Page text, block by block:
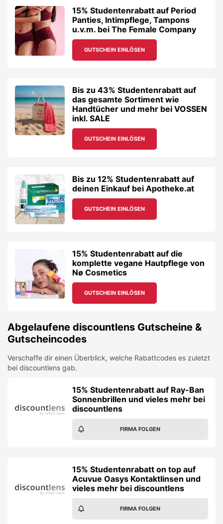
15% Studentenrabatt auf Period
Panties, Intimpflege, Tampons
u.v.m. bei The Female Company
GUTSCHEIN EINLÖSEN
Bis zu 43% Studentenrabatt auf
das gesamte Sortiment wie
Handtücher und mehr bei VOSSEN
inkl. SALE
GUTSCHEIN EINLÖSEN
Bis zu 12% Studentenrabatt auf
deinen Einkauf bei Apotheke.at
GUTSCHEIN EINLÖSEN
15% Studentenrabatt auf die
komplette vegane Hautpflege von
Nø Cosmetics
GUTSCHEIN EINLÖSEN
Abgelaufene discountlens Gutscheine &
Gutscheincodes
Verschaffe dir einen Überblick, welche Rabattcodes es zuletzt
bei discountlens gab.
15% Studentenrabatt auf Ray-Ban
Sonnenbrillen und vieles mehr bei
discountlens
FIRMA FOLGEN
15% Studentenrabatt on top auf
Acuvue Oasys Kontaktlinsen und
vieles mehr bei discountlens
FIRMA FOLGEN